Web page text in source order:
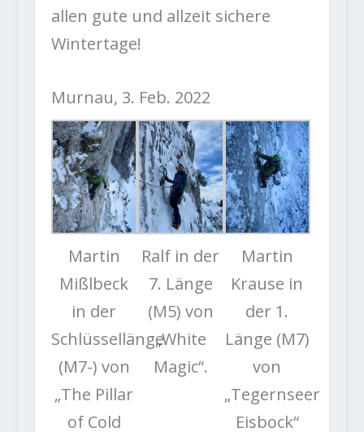
allen gute und allzeit sichere
Wintertage!
Murnau, 3. Feb. 2022
Martin
Mißlbeck
in der
Schlüssellänge
(M7-) von
„The Pillar
of Cold
Ralf in der
7. Länge
(M5) von
„White
Magic“.
Martin
Krause in
der 1.
Länge (M7)
von
„Tegernseer
Eisbock“